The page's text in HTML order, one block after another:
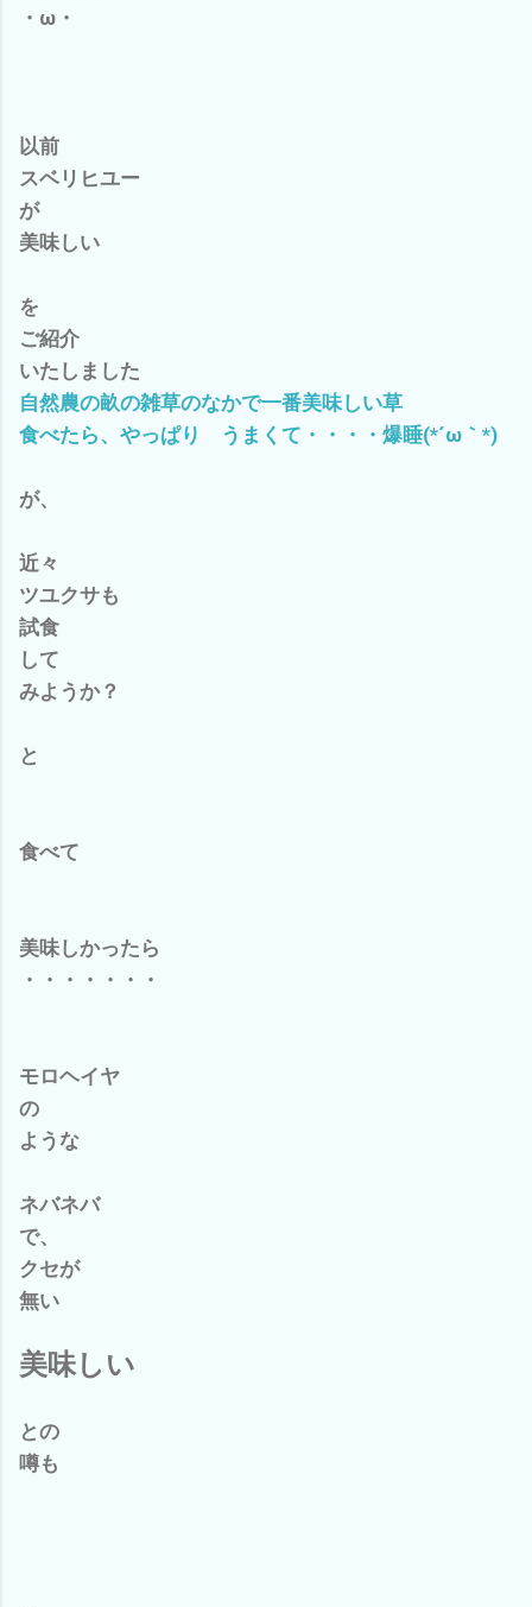
・ω・
以前
スベリヒユー
が
美味しい
を
ご紹介
いたしました
自然農の畝の雑草のなかで一番美味しい草
食べたら、やっぱり うまくて・・・・爆睡(*´ω｀*)
が、
近々
ツユクサも
試食
して
みようか？
と
食べて
美味しかったら
・・・・・・・
モロヘイヤ
の
ような
ネバネバ
で、
クセが
無い
美味しい
との
噂も